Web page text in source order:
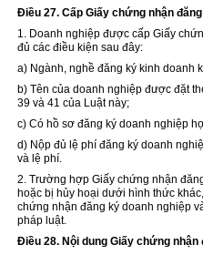
Điều 27. Cấp Giấy chứng nhận
1. Doanh nghiệp được cấp Giấy
đủ các điều kiện sau đây:
a) Ngành, nghề đăng ký kinh doanh
b) Tên của doanh nghiệp được đặt
39 và 41 của Luật này;
c) Có hồ sơ đăng ký doanh nghiệp
d) Nộp đủ lệ phí đăng ký doanh
và lệ phí.
2. Trường hợp Giấy chứng nhận
hoặc bị hủy hoại dưới hình thức
chứng nhận đăng ký doanh nghiệp
pháp luật.
Điều 28. Nội dung Giấy chứng nhận